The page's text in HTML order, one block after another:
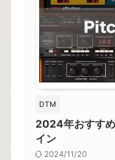
DTM
2024年おすす
イン
2024/11/20